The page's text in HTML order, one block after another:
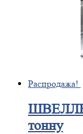
Распродажа!
тонну